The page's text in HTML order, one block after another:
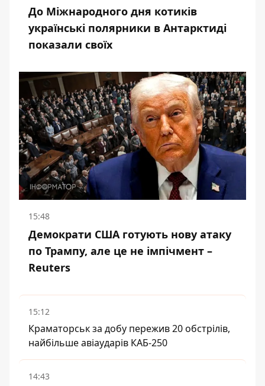
До Міжнародного дня котиків
українські полярники в Антарктиді
показали своїх
15:48
Демократи США готують нову атаку
по Трампу, але це не імпічмент –
Reuters
15:12
Краматорськ за добу пережив 20 обстрілів,
найбільше авіаударів КАБ-250
14:43